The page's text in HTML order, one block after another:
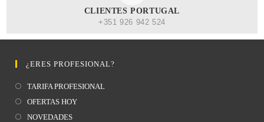
CLIENTES PORTUGAL
+351 926 942 524
¿ERES PROFESIONAL?
TARIFA PROFESIONAL
OFERTAS HOY
NOVEDADES